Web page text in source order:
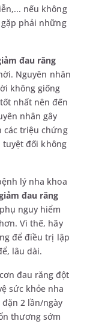
nếu không
phải những
đau răng
Nguyên nhân
không giống
nhất nên đến
nhân gây
các triệu chứng
đối không
lý nha khoa
đau răng
nguy hiểm
Vì thế, hãy
để điều trị lập
lâu dài.
đau răng đột
sức khỏe nha
2 lần/ngày
thương sớm